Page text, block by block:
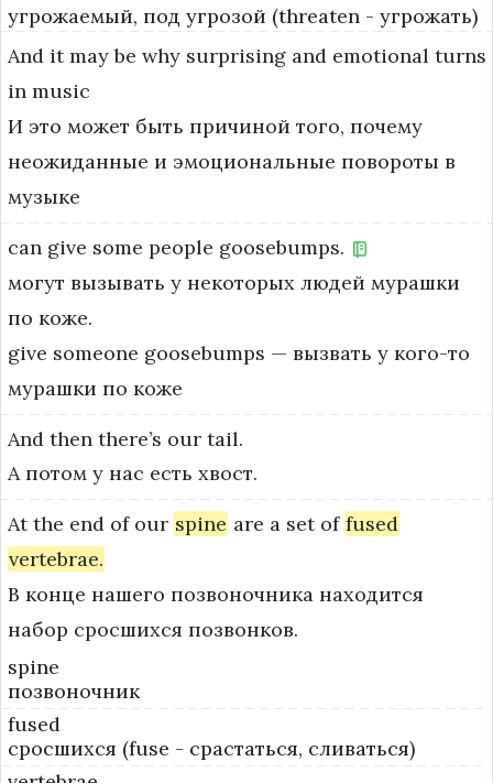
угрожаемый, под угрозой (threaten - угрожать)
And it may be why surprising and emotional turns
in music
И это может быть причиной того, почему
неожиданные и эмоциональные повороты в
музыке
can give some people goosebumps.
могут вызывать у некоторых людей мурашки
по коже.
give someone goosebumps — вызвать у кого-то
мурашки по коже
And then there’s our tail.
А потом у нас есть хвост.
At the end of our spine are a set of fused
vertebrae.
В конце нашего позвоночника находится
набор сросшихся позвонков.
spine
позвоночник
fused
сросшихся (fuse - срастаться, сливаться)